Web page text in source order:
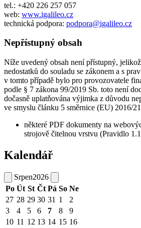
tel.: +420 226 257 057
web: www.igalileo.cz
technická podpora: podpora@igalileo.cz
Nepřístupný obsah
Níže uvedený obsah není přístupný,
nedostatků do souladu se zákonem a s
v tomto případě bylo pro provozovatele
podle § 7 zákona 99/2019 Sb. toto není
dočasně uplatňována výjimka z důvodu
ve smyslu článku 5 směrnice (EU) 2016/
některé PDF dokumenty na
strojově čitelnou vrstvu (Pravidlo
Kalendář
Srpen2026
Po Út St Čt Pá So Ne
27 28 29 30 31 1
2
3
4 5 6 7 8
9
10 11 12 13 14 15 16